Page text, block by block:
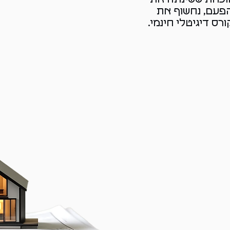
נחשוף את
דיגיטלי חינמי.